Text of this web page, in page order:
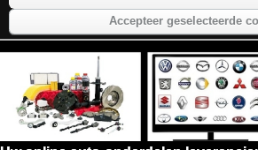
Accepteer geselecteerde